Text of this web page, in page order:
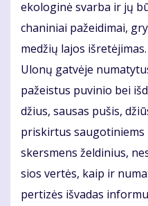
eko­lo­gi­nė svar­ba ir jų
cha­ni­niai pa­žei­di­mai,
me­džių la­jos
Ulo­nų gat­vė­je
pa­žeis­tus pu­vi­nio bei
džius, sau­sas pu­šis,
pri­skir­tus sau­go­ti­niems
sker­smens žel­di­nius,
sios ver­tės, kaip ir
per­ti­zės iš­va­das